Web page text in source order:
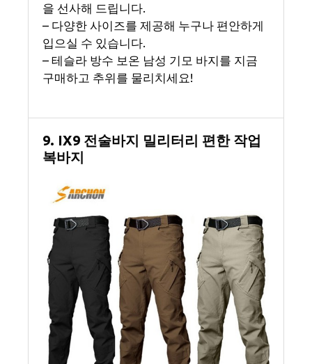
을 선사해 드립니다.
– 다양한 사이즈를 제공해 누구나 편안하게
입으실 수 있습니다.
– 테슬라 방수 보온 남성 기모 바지를 지금
구매하고 추위를 물리치세요!
9. IX9 전술바지 밀리터리 편한 작업
복바지